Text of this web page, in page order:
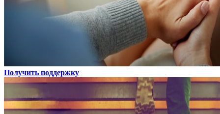
Получить поддержку